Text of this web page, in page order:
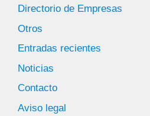
Directorio de Empresas
Otros
Entradas recientes
Noticias
Contacto
Aviso legal